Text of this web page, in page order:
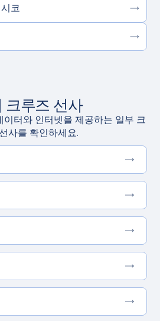
코
크루즈 선사
이터와 인터넷을 제공하는 일부 크
사를 확인하세요.